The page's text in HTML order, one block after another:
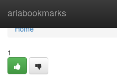
ariabookmarks
Home
Home
1